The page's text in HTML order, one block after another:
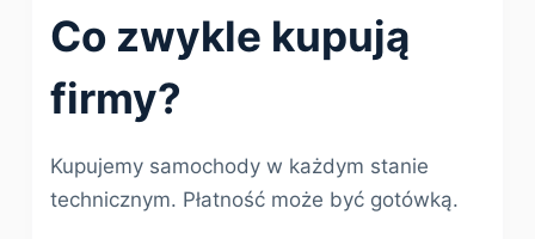
Co zwykle kupują
firmy?
Kupujemy samochody w każdym stanie
technicznym. Płatność może być gotówką.